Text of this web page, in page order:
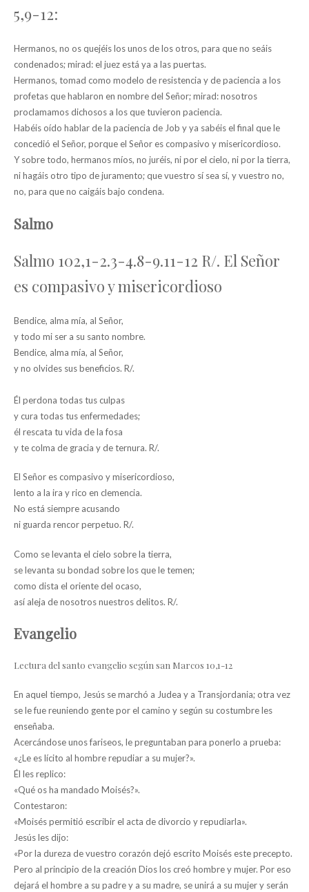
5,9-12:
Hermanos, no os quejéis los unos de los otros, para que no seáis
condenados; mirad: el juez está ya a las puertas.
Hermanos, tomad como modelo de resistencia y de paciencia a los
profetas que hablaron en nombre del Señor; mirad: nosotros
proclamamos dichosos a los que tuvieron paciencia.
Habéis oído hablar de la paciencia de Job y ya sabéis el final que le
concedió el Señor, porque el Señor es compasivo y misericordioso.
Y sobre todo, hermanos míos, no juréis, ni por el cielo, ni por la tierra,
ni hagáis otro tipo de juramento; que vuestro sí sea sí, y vuestro no,
no, para que no caigáis bajo condena.
Salmo
Salmo 102,1-2.3-4.8-9.11-12 R/. El Señor
es compasivo y misericordioso
Bendice, alma mía, al Señor,
y todo mi ser a su santo nombre.
Bendice, alma mía, al Señor,
y no olvides sus beneficios. R/.
Él perdona todas tus culpas
y cura todas tus enfermedades;
él rescata tu vida de la fosa
y te colma de gracia y de ternura. R/.
El Señor es compasivo y misericordioso,
lento a la ira y rico en clemencia.
No está siempre acusando
ni guarda rencor perpetuo. R/.
Como se levanta el cielo sobre la tierra,
se levanta su bondad sobre los que le temen;
como dista el oriente del ocaso,
así aleja de nosotros nuestros delitos. R/.
Evangelio
Lectura del santo evangelio según san Marcos 10,1-12
En aquel tiempo, Jesús se marchó a Judea y a Transjordania; otra vez
se le fue reuniendo gente por el camino y según su costumbre les
enseñaba.
Acercándose unos fariseos, le preguntaban para ponerlo a prueba:
«¿Le es lícito al hombre repudiar a su mujer?».
Él les replico:
«Qué os ha mandado Moisés?».
Contestaron:
«Moisés permitió escribir el acta de divorcio y repudiarla».
Jesús les dijo:
«Por la dureza de vuestro corazón dejó escrito Moisés este precepto.
Pero al principio de la creación Dios los creó hombre y mujer. Por eso
dejará el hombre a su padre y a su madre, se unirá a su mujer y serán